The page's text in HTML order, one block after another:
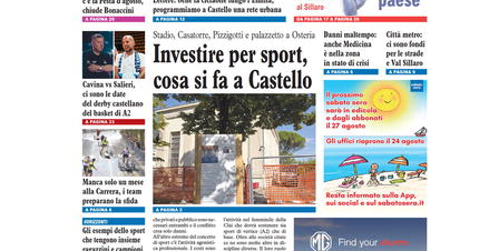
Imola semplifica Ztl e parcheggi per le
persone con disabilità. Medicina
apripista
29 LUGLIO 2026
Castel San Pietro